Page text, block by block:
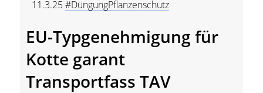
11.3.25#DüngungPflanzenschutz
EU-Typgenehmigung für
Kotte garant
Transportfass TAV